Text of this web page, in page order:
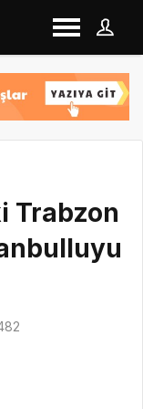
Trabzon